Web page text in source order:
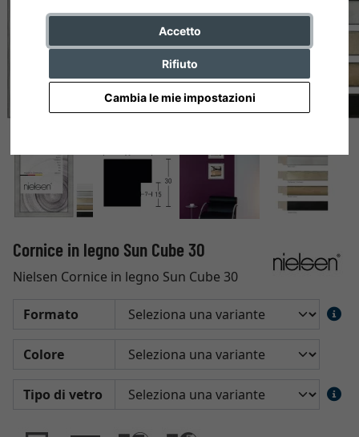
Accetto
Rifiuto
Cambia le mie impostazioni
Cornice in legno Sun Cube 30
Nielsen Cornice in legno Sun Cube 30
Formato
Colore
Tipo di vetro